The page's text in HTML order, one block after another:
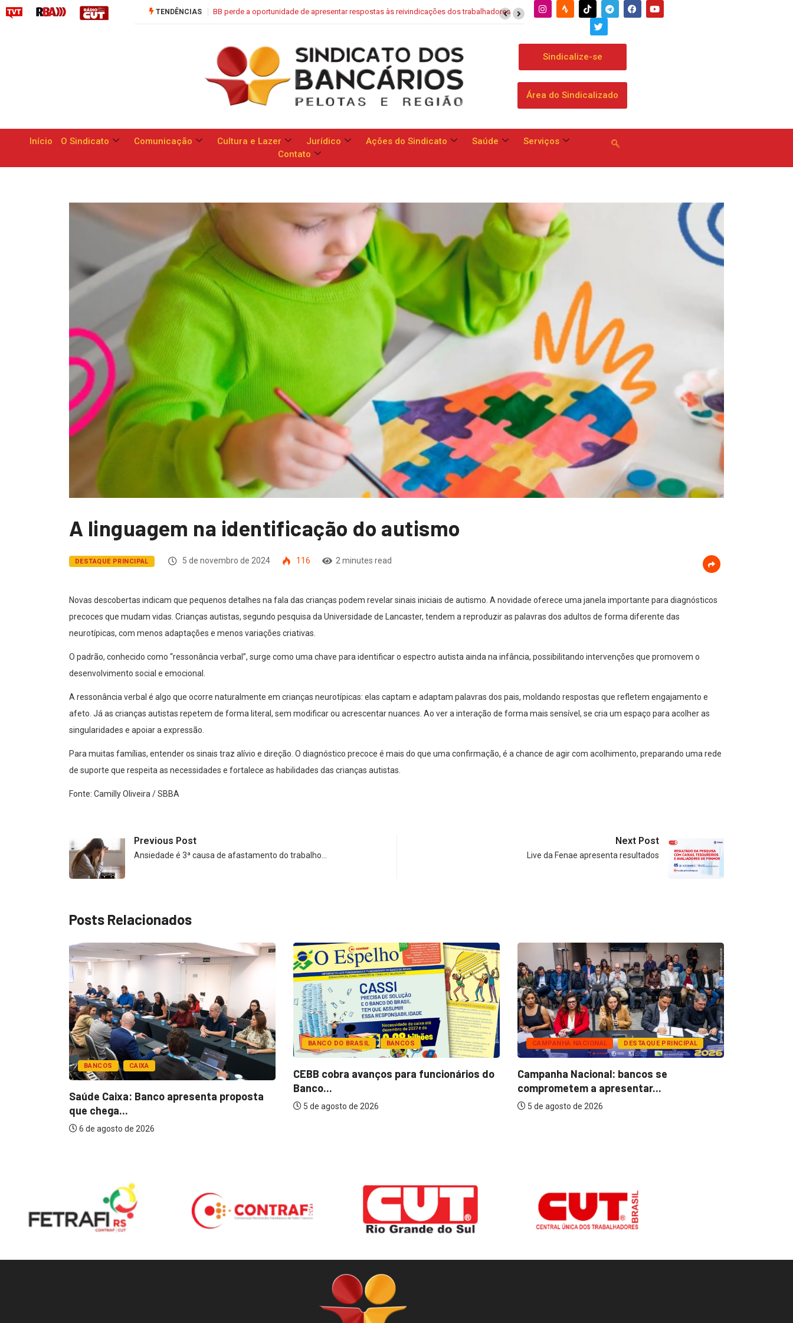
TENDÊNCIAS
BB perde a oportunidade de apresentar respostas às reivindicações dos trabalhadores Saúde Caixa: Banco apresenta proposta que chega a dobrar mensalidade
Sindicalize-se
Área do Sindicalizado
Início O Sindicato Comunicação Cultura e Lazer Jurídico Ações do Sindicato Saúde
Serviços
Contato
A linguagem na identificação do autismo
DESTAQUE PRINCIPAL 5 de novembro de 2024 116 2 minutes read
Novas descobertas indicam que pequenos detalhes na fala das crianças podem revelar sinais iniciais de autismo. A novidade oferece uma janela importante para diagnósticos
precoces que mudam vidas. Crianças autistas, segundo pesquisa da Universidade de Lancaster, tendem a reproduzir as palavras dos adultos de forma diferente das
neurotípicas, com menos adaptações e menos variações criativas.
O padrão, conhecido como “ressonância verbal”, surge como uma chave para identificar o espectro autista ainda na infância, possibilitando intervenções que promovem o
desenvolvimento social e emocional.
A ressonância verbal é algo que ocorre naturalmente em crianças neurotípicas: elas captam e adaptam palavras dos pais, moldando respostas que refletem engajamento e
afeto. Já as crianças autistas repetem de forma literal, sem modificar ou acrescentar nuances. Ao ver a interação de forma mais sensível, se cria um espaço para acolher as
singularidades e apoiar a expressão.
Para muitas famílias, entender os sinais traz alívio e direção. O diagnóstico precoce é mais do que uma confirmação, é a chance de agir com acolhimento, preparando uma rede
de suporte que respeita as necessidades e fortalece as habilidades das crianças autistas.
Fonte: Camilly Oliveira / SBBA
Previous Post
Ansiedade é 3ª causa de afastamento do trabalho…
Next Post
Live da Fenae apresenta resultados
Posts Relacionados
BANCOS CAIXA
Saúde Caixa: Banco apresenta proposta
que chega...
6 de agosto de 2026
BANCO DO BRASIL BANCOS
CEBB cobra avanços para funcionários do
Banco...
5 de agosto de 2026
CAMPANHA NACIONAL DESTAQUE PRINCIPAL
Campanha Nacional: bancos se
comprometem a apresentar...
5 de agosto de 2026